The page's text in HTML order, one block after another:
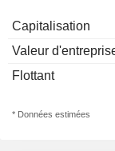
Capitalisation
Valeur
Flottant
* Données estimées